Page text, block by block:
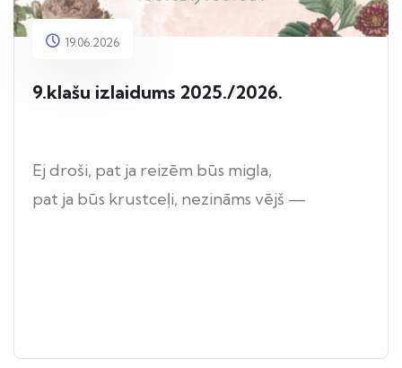
19.06.2026
9.klašu izlaidums 2025./2026.
Ej droši, pat ja reizēm būs migla,
pat ja būs krustceļi, nezināms vējš —